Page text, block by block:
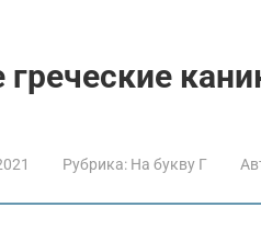
Рубрика: На букву Г